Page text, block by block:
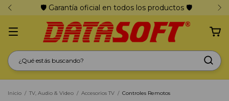
🛡️ Garantía oficial en todos los productos 🛡️
Inicio / TV, Audio & Video / Accesorios TV / Controles Remotos